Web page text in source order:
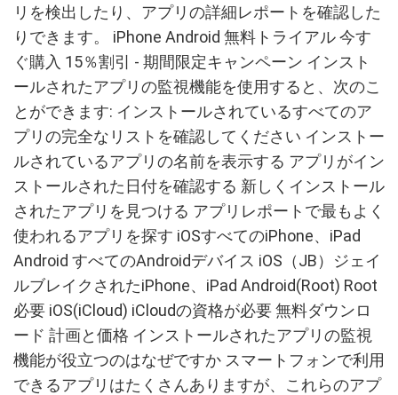
リを検出したり、アプリの詳細レポートを確認した
りできます。 iPhone Android 無料トライアル 今す
ぐ購入 15％割引 - 期間限定キャンペーン インスト
ールされたアプリの監視機能を使用すると、次のこ
とができます: インストールされているすべてのア
プリの完全なリストを確認してください インストー
ルされているアプリの名前を表示する アプリがイン
ストールされた日付を確認する 新しくインストール
されたアプリを見つける アプリレポートで最もよく
使われるアプリを探す iOSすべてのiPhone、iPad
Android すべてのAndroidデバイス iOS（JB）ジェイ
ルブレイクされたiPhone、iPad Android(Root) Root
必要 iOS(iCloud) iCloudの資格が必要 無料ダウンロ
ード 計画と価格 インストールされたアプリの監視
機能が役立つのはなぜですか スマートフォンで利用
できるアプリはたくさんありますが、これらのアプ